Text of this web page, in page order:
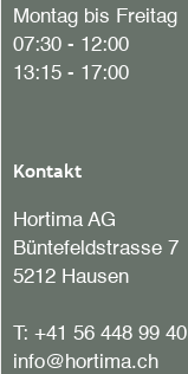
Montag bis Freitag
07:30 - 12:00
13:15 - 17:00
Kontakt
Hortima AG
Büntefeldstrasse 7
5212 Hausen
T: +41 56 448 99 40
info@hortima.ch